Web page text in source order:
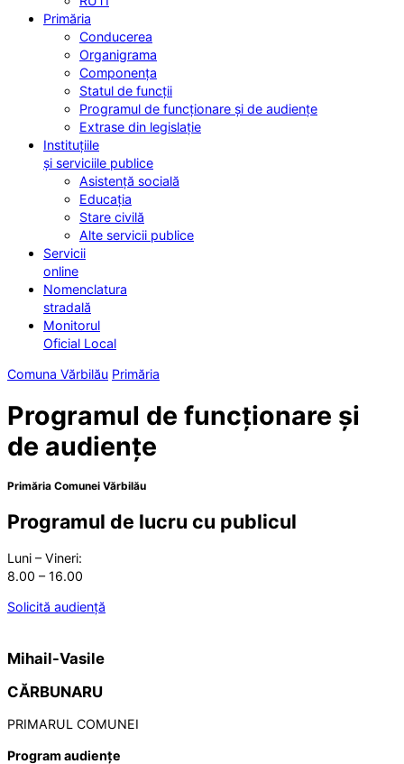
Primăria
Conducerea
Organigrama
Componența
Statul de funcții
Programul de funcționare și de audiențe
Extrase din legislație
Instituțiile
și serviciile publice
Asistență socială
Educația
Stare civilă
Alte servicii publice
Servicii
online
Nomenclatura
stradală
Monitorul
Oficial Local
Comuna Vărbilău Primăria
Programul de funcționare și
de audiențe
Primăria Comunei Vărbilău
Programul de lucru cu publicul
Luni – Vineri:
8.00 – 16.00
Solicită audiență
Mihail-Vasile
CĂRBUNARU
PRIMARUL COMUNEI
Program audiențe